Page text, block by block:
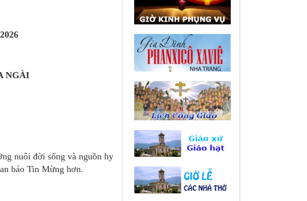
NGÀI
nuôi đời sống và nguồn hy
báo Tin Mừng hơn.